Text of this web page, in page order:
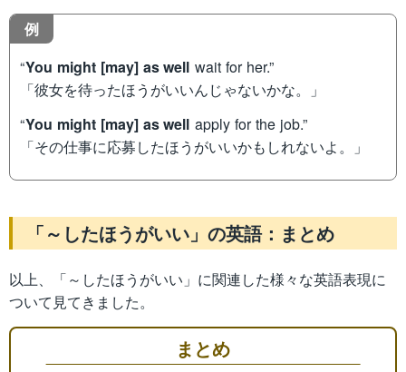
例
“You might [may] as well wait for her.”
「彼女を待ったほうがいいんじゃないかな。」
“You might [may] as well apply for the job.”
「その仕事に応募したほうがいいかもしれないよ。」
「～したほうがいい」の英語：まとめ
以上、「～したほうがいい」に関連した様々な英語表現に
ついて見てきました。
まとめ